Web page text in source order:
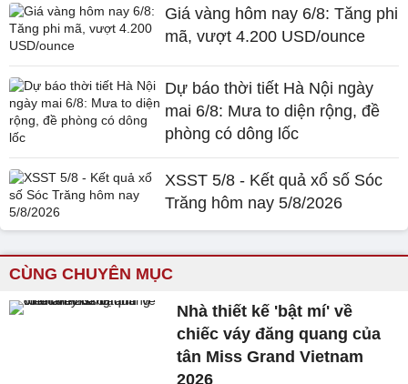
Giá vàng hôm nay 6/8: Tăng phi
mã, vượt 4.200 USD/ounce
Dự báo thời tiết Hà Nội ngày
mai 6/8: Mưa to diện rộng, đề
phòng có dông lốc
XSST 5/8 - Kết quả xổ số Sóc
Trăng hôm nay 5/8/2026
CÙNG CHUYÊN MỤC
Nhà thiết kế 'bật mí' về
chiếc váy đăng quang của
tân Miss Grand Vietnam
2026